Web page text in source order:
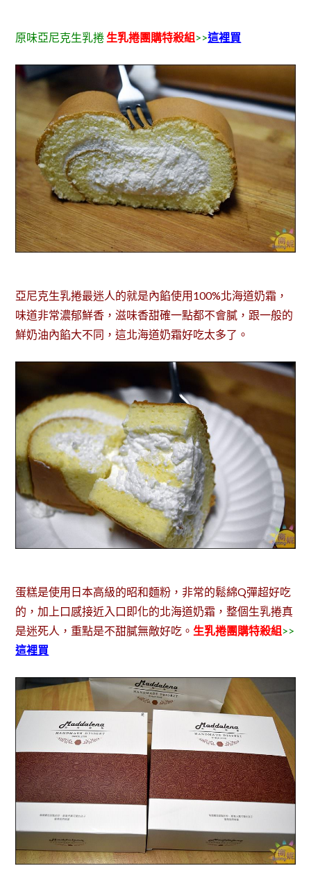
原味亞尼克生乳捲生乳捲團購特殺組 >>這裡買
亞尼克生乳捲最迷人的就是內餡使用100%北海道奶霜，
味道非常濃郁鮮香，滋味香甜確一點都不會膩，跟一般的
鮮奶油內餡大不同，這北海道奶霜好吃太多了。
蛋糕是使用日本高級的昭和麵粉，非常的鬆綿Q彈超好吃
的，加上口感接近入口即化的北海道奶霜，整個生乳捲真
是迷死人，重點是不甜膩無敵好吃。生乳捲團購特殺組>>
這裡買